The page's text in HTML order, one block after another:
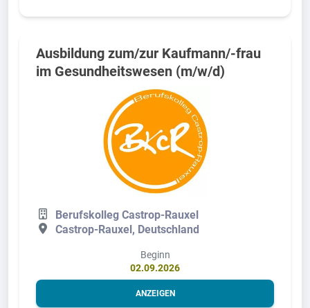
Ausbildung zum/zur Kaufmann/-frau
im Gesundheitswesen (m/w/d)
Berufskolleg Castrop-Rauxel
Castrop-Rauxel, Deutschland
Beginn
02.09.2026
ANZEIGEN